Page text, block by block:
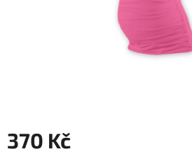
370 Kč